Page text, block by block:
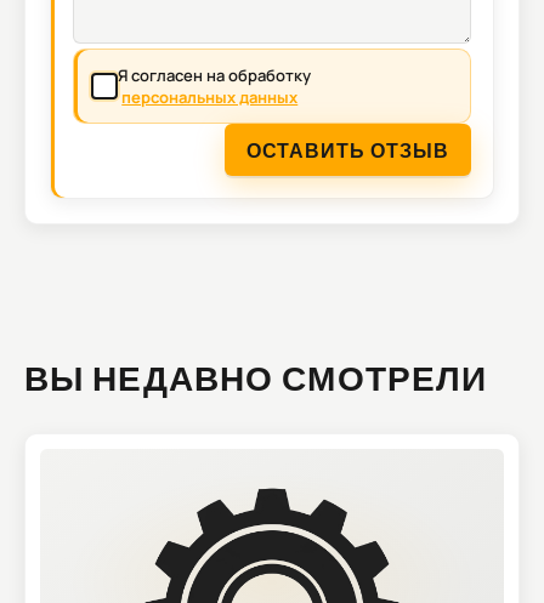
Я согласен на обработку
персональных данных
ОСТАВИТЬ ОТЗЫВ
ВЫ НЕДАВНО СМОТРЕЛИ